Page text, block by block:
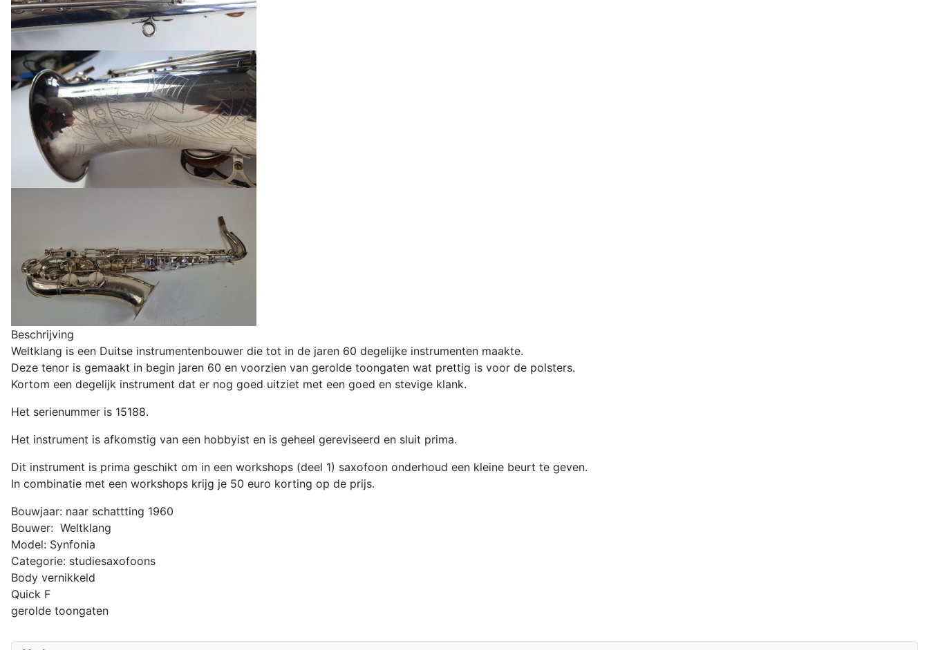
Beschrijving
Weltklang is een Duitse instrumentenbouwer die tot in de jaren 60 degelijke instrumenten maakte.
Deze tenor is gemaakt in begin jaren 60 en voorzien van gerolde toongaten wat prettig is voor de polsters.
Kortom een degelijk instrument dat er nog goed uitziet met een goed en stevige klank.
Het serienummer is 15188.
Het instrument is afkomstig van een hobbyist en is geheel gereviseerd en sluit prima.
Dit instrument is prima geschikt om in een workshops (deel 1) saxofoon onderhoud een kleine beurt te geven.
In combinatie met een workshops krijg je 50 euro korting op de prijs.
Bouwjaar: naar schattting 1960
Bouwer: Weltklang
Model: Synfonia
Categorie: studiesaxofoons
Body vernikkeld
Quick F
gerolde toongaten